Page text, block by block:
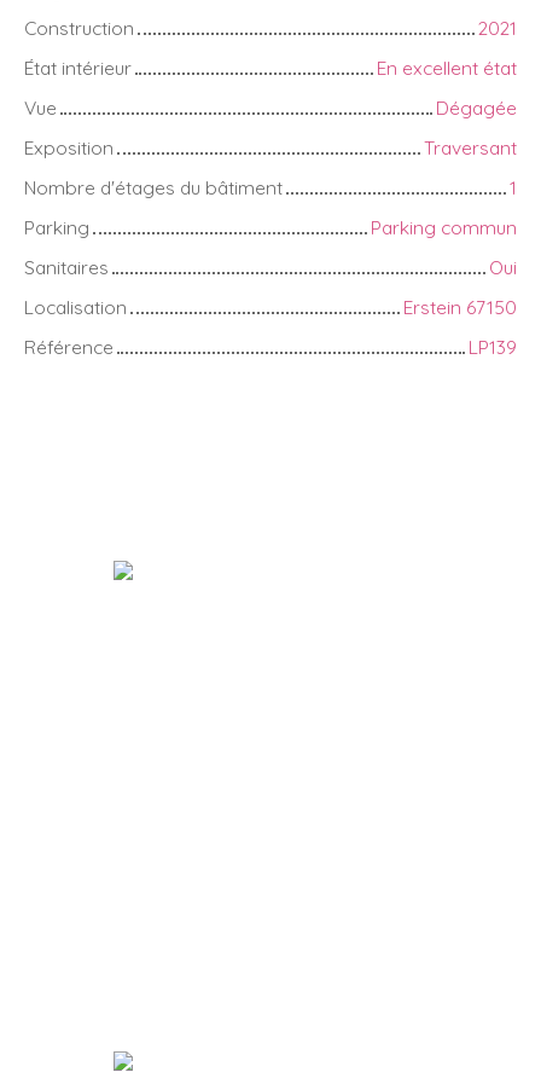
Construction
2021
État intérieur
En excellent état
Vue
Dégagée
Exposition
Traversant
Nombre d'étages du bâtiment
1
Parking
Parking commun
Sanitaires
Oui
Localisation
Erstein 67150
Référence
LP139